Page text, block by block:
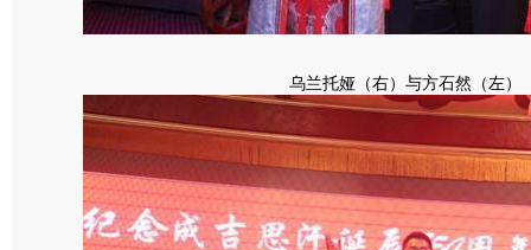
乌兰托娅（右）与方石然（左）